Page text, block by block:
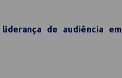
de audiência em